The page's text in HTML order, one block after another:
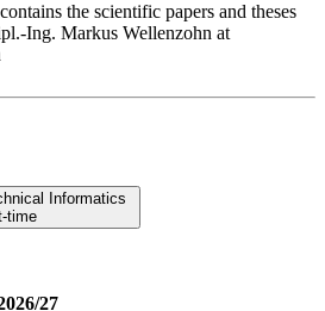
the scientific papers and theses
Ing. Markus Wellenzohn at
Informatics
time
27